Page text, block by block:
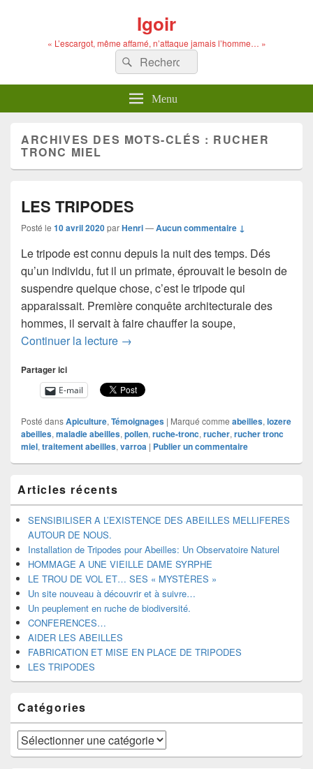
Igoir
« L’escargot, même affamé, n’attaque jamais l’homme… »
Recherche :
Rechercher
Menu
ARCHIVES DES MOTS-CLÉS : RUCHER
TRONC MIEL
LES TRIPODES
Posté le 10 avril 2020parHenri—Aucun commentaire ↓
Le tripode est connu depuis la nuit des temps. Dés
qu’un individu, fut il un primate, éprouvait le besoin de
suspendre quelque chose, c’est le tripode qui
apparaissait. Première conquête architecturale des
hommes, il servait à faire chauffer la soupe,
Continuer la lecture LES TRIPODES
→
Partager ici
E-mail
Posté dansApiculture, Témoignages | Marqué comme abeilles, lozere
abeilles, maladie abeilles, pollen, ruche-tronc, rucher, rucher tronc
miel, traitement abeilles, varroa | Publier un commentaire
principale
de
widget
barre
latérale
Articles récents
SENSIBILISER A L’EXISTENCE DES ABEILLES MELLIFERES
AUTOUR DE NOUS.
Installation de Tripodes pour Abeilles: Un Observatoire Naturel
HOMMAGE A UNE VIEILLE DAME SYRPHE
LE TROU DE VOL ET… SES « MYSTÈRES »
Un site nouveau à découvrir et à suivre…
Un peuplement en ruche de biodiversité.
CONFERENCES…
AIDER LES ABEILLES
FABRICATION ET MISE EN PLACE DE TRIPODES
LES TRIPODES
Catégories
Catégories